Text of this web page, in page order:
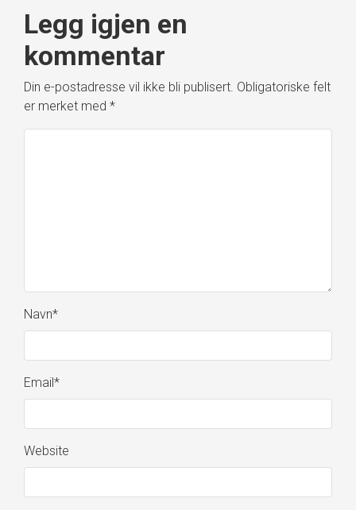
Legg igjen en
kommentar
Din e-postadresse vil ikke bli publisert. Obligatoriske felt
er merket med *
Navn*
Email*
Website